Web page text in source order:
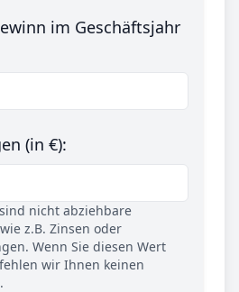
im Geschäftsjahr
(in €):
nicht abziehbare
z.B. Zinsen oder
Wenn Sie diesen Wert
wir Ihnen keinen